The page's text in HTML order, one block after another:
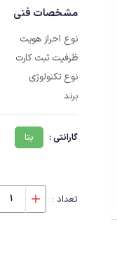
مشخصات فنی
نوع احراز هویت
ظرفیت ثبت کارت
نوع تکنولوژی
برند
گارانتی : بتا
تعداد :